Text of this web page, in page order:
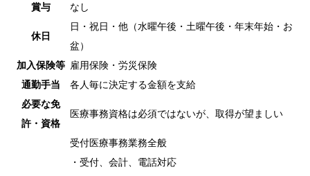
賞与
なし
休日
日・祝日・他（水曜午後・土曜午後・年末年始・お
盆）
加入保険等 雇用保険・労災保険
通勤手当
各人毎に決定する金額を支給
必要な免
許・資格
医療事務資格は必須ではないが、取得が望ましい
受付医療事務業務全般
・受付、会計、電話対応